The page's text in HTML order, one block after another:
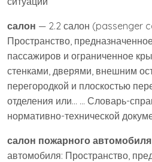
салон — 2.2 салон (passenger
Пространство,
пассажиров и ограниченное
стенками, дверями, внешним
перегородкой и плоскостью
отделения или… … Словарь-
нормативно-технической
салон пожарного автомобиля
автомобиля: Пространство,